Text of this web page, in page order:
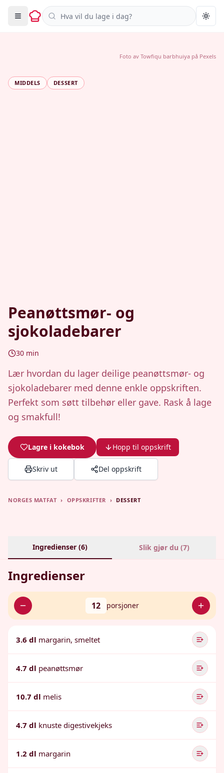
Søk i oppskrifter
MIDDELS DESSERT
Peanøttsmør- og
sjokoladebarer
30 min
Lær hvordan du lager deilige peanøttsmør- og
sjokoladebarer med denne enkle oppskriften.
Perfekt som søtt tilbehør eller gave. Rask å lage
og smakfull!
Lagre i kokebok Hopp til oppskrift
Skriv ut Del oppskrift
Foto av Towfiqu barbhuiya på Pexels
NORGES MATFAT › OPPSKRIFTER › DESSERT
Ingredienser (6) Slik gjør du (7)
Ingredienser
12 porsjoner
3.6 dl margarin, smeltet
4.7 dl peanøttsmør
10.7 dl melis
4.7 dl knuste digestivekjeks
1.2 dl margarin